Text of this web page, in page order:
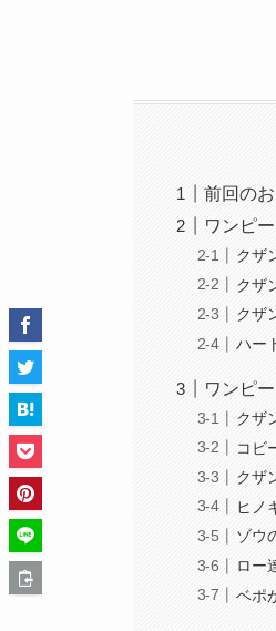
前回の
ワンピ
クザ
クザ
クザ
ハー
ワンピ
クザ
コビ
クザ
ヒノ
ゾウ
ロー
ベポ